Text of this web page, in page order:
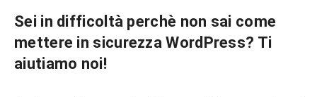
Sei in difficoltà perchè non sai come
mettere in sicurezza WordPress? Ti
aiutiamo noi!